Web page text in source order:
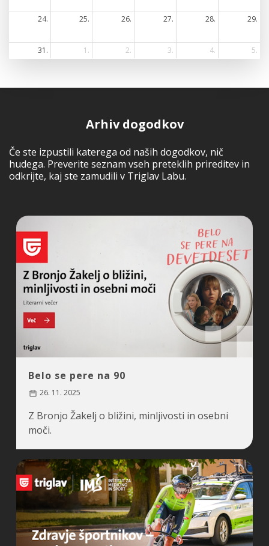
24. 25. 26. 27. 28. 29.
31. 1. 2. 3. 4. 5.
Arhiv dogodkov
Če ste izpustili katerega od naših dogodkov, nič
hudega. Preverite seznam vseh preteklih prireditev in
odkrijte, kaj ste zamudili v Triglav Labu.
Belo se pere na 90
26. 11. 2025
Z Bronjo Žakelj o bližini, minljivosti in osebni
moči.